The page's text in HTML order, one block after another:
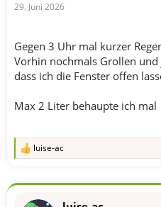
:
29. Juni 2026
Gegen 3 Uhr mal kurzer
Vorhin nochmals Grollen und
dass ich die Fenster offen
Max 2 Liter behaupte ich mal
R
k
luise-ac